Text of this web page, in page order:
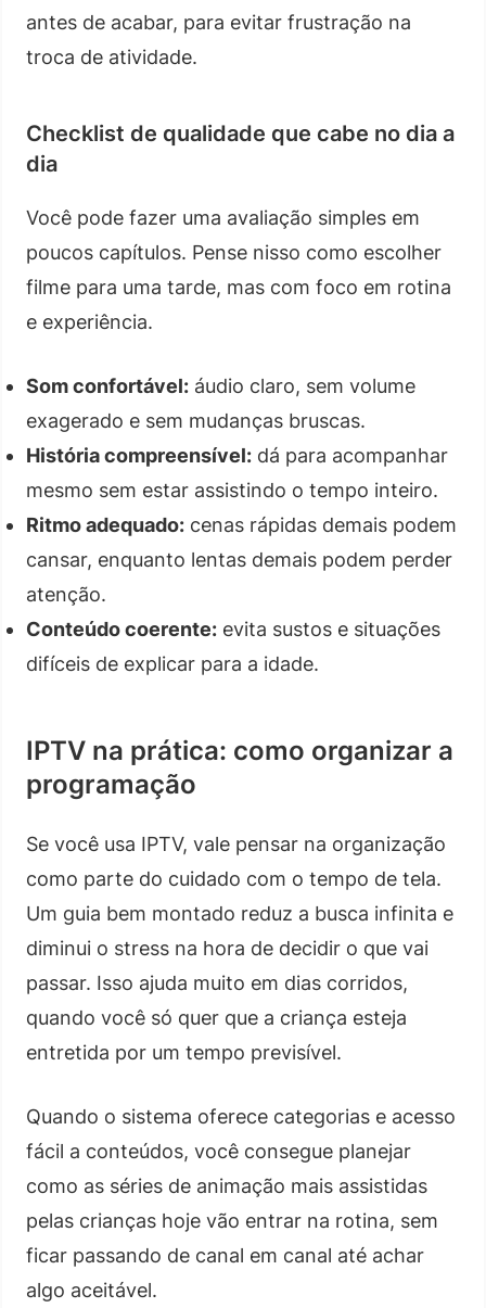
antes de acabar, para evitar frustração na
troca de atividade.
Checklist de qualidade que cabe no dia a
dia
Você pode fazer uma avaliação simples em
poucos capítulos. Pense nisso como escolher
filme para uma tarde, mas com foco em rotina
e experiência.
Som confortável: áudio claro, sem volume
exagerado e sem mudanças bruscas.
História compreensível: dá para acompanhar
mesmo sem estar assistindo o tempo inteiro.
Ritmo adequado: cenas rápidas demais podem
cansar, enquanto lentas demais podem perder
atenção.
Conteúdo coerente: evita sustos e situações
difíceis de explicar para a idade.
IPTV na prática: como organizar a
programação
Se você usa IPTV, vale pensar na organização
como parte do cuidado com o tempo de tela.
Um guia bem montado reduz a busca infinita e
diminui o stress na hora de decidir o que vai
passar. Isso ajuda muito em dias corridos,
quando você só quer que a criança esteja
entretida por um tempo previsível.
Quando o sistema oferece categorias e acesso
fácil a conteúdos, você consegue planejar
como as séries de animação mais assistidas
pelas crianças hoje vão entrar na rotina, sem
ficar passando de canal em canal até achar
algo aceitável.